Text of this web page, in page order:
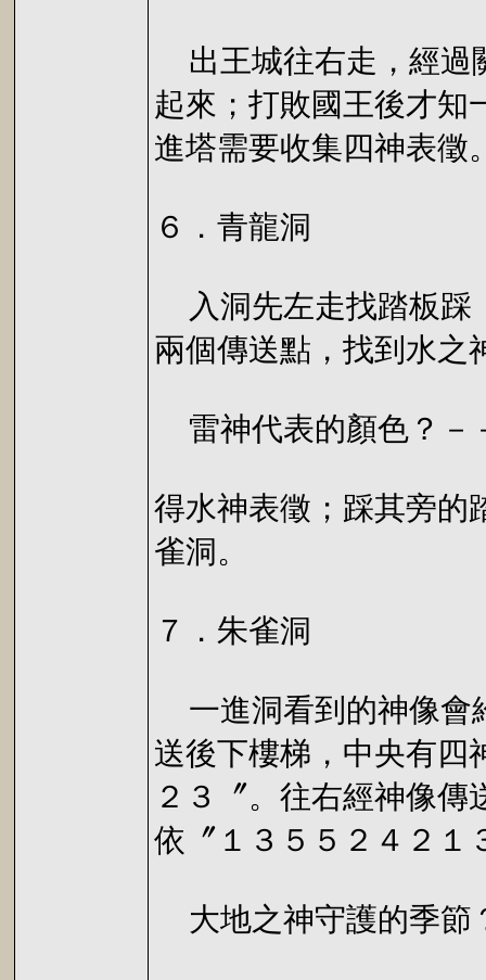
出王城往右走，經過
起來；打敗國王後才知
進塔需要收集四神表徵
６．青龍洞
入洞先左走找踏板踩
兩個傳送點，找到水之
雷神代表的顏色？－
得水神表徵；踩其旁的
雀洞。
７．朱雀洞
一進洞看到的神像會
送後下樓梯，中央有四
２３〞。往右經神像
依〞１３５５２４２１
大地之神守護的季節